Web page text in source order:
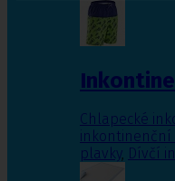
Chlapecké
inkontinenční
plavky, Dívčí